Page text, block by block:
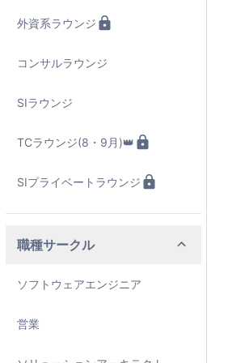
外資系ラウンジ
コンサルラウンジ
SIラウンジ
TCラウンジ(8・9月)👑
SIプライベートラウンジ
職種サークル
ソフトウェアエンジニア
営業